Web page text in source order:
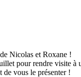
Nicolas et Roxane !
pour rendre visite
de vous le présenter !